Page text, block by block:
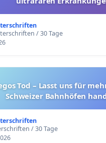
/ 30 Tage
Tod – Lasst uns für
Schweizer Bahnhöfen
/ 30 Tage